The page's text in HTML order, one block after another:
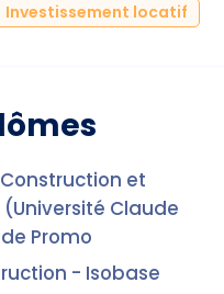
Investissement locatif
et
Claude
Promo
- Isobase